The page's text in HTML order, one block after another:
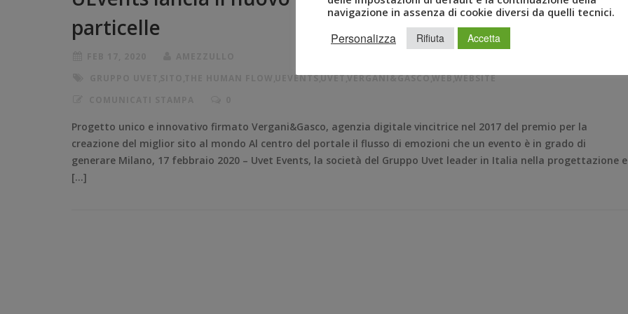
particelle
UEVENTS,UVET,VERGANI&GASCO,WEB,WEBSITE
Progetto unico e innovativo firmato Vergani&Gasco, agenzia digitale vincitrice nel 2017 del premio per la
creazione del miglior sito al mondo Al centro del portale il flusso di emozioni che un evento è in grado di
generare Milano, 17 febbraio 2020 – Uvet Events, la società del Gruppo Uvet leader in Italia nella progettazione e
[…]
navigazione in assenza di cookie diversi da quelli tecnici.
Personalizza Rifiuta Accetta